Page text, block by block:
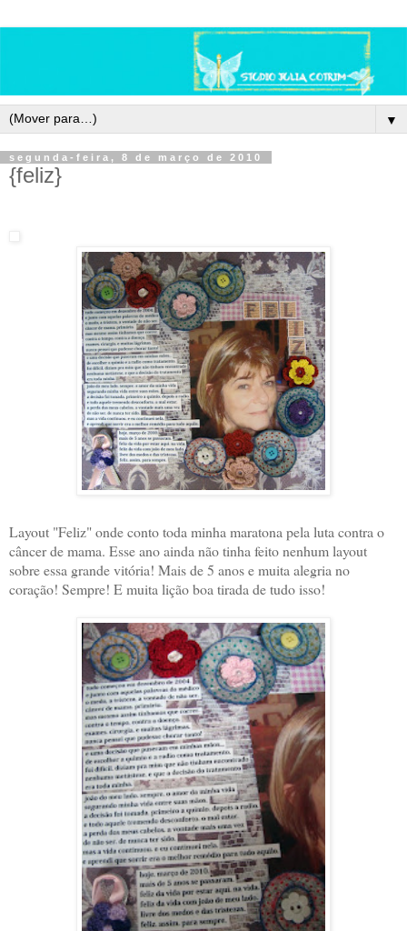
▼
segunda-feira, 8 de março de 2010
{feliz}
Layout "Feliz" onde conto toda minha maratona pela luta contra o
câncer de mama. Esse ano ainda não tinha feito nenhum layout
sobre essa grande vitória! Mais de 5 anos e muita alegria no
coração! Sempre! E muita lição boa tirada de tudo isso!